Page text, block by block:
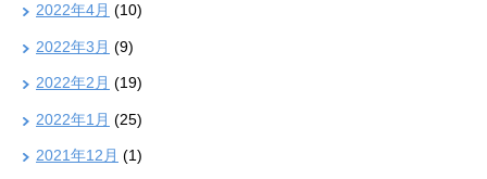
2022年4月 (10)
2022年3月 (9)
2022年2月 (19)
2022年1月 (25)
2021年12月 (1)